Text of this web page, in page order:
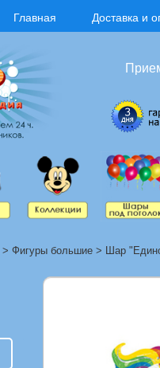
Главная Доставка и
> Фигуры большие > Шар